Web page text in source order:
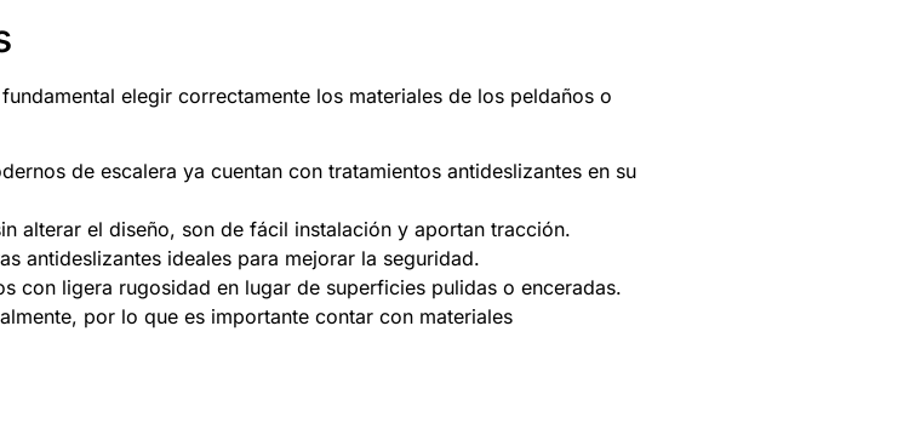
elegir correctamente los materiales de los peldaños o
de escalera ya cuentan con tratamientos antideslizantes en su
alterar el diseño, son de fácil instalación y aportan tracción.
antideslizantes ideales para mejorar la seguridad.
con ligera rugosidad en lugar de superficies pulidas o enceradas.
por lo que es importante contar con materiales